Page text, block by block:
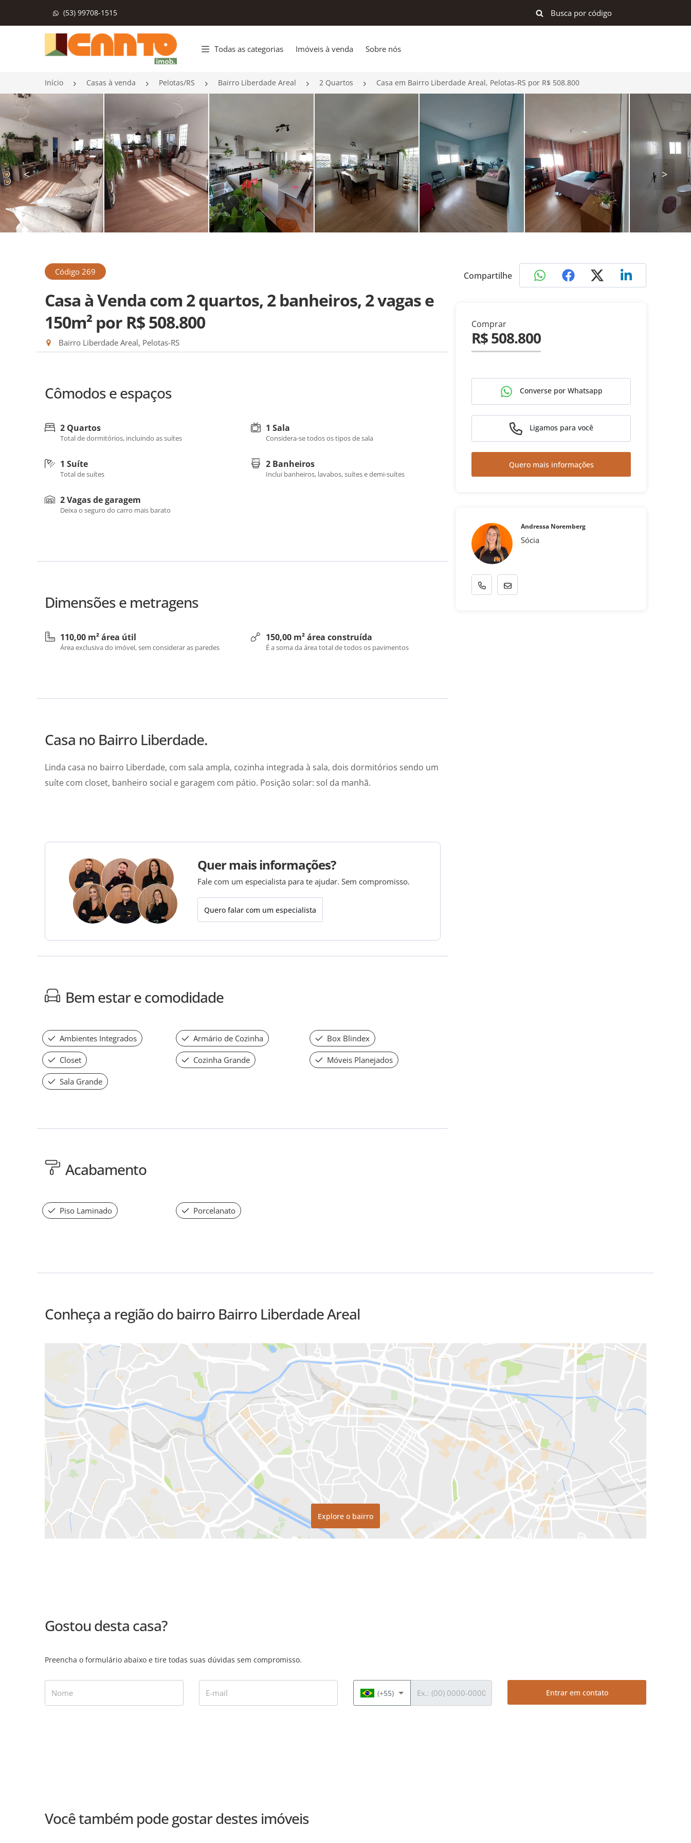
(53) 99708-1515
Página inicial
Todas as categorias Imóveis à venda Sobre nós
Início Casas à venda Pelotas/RS Bairro Liberdade Areal 2 Quartos Casa em Bairro Liberdade Areal, Pelotas-RS por R$ 508.800
< >
Código 269
Casa à Venda com 2 quartos, 2 banheiros, 2 vagas e
150m² por R$ 508.800
Bairro Liberdade Areal, Pelotas-RS
Cômodos e espaços
2 Quartos
Total de dormitórios, incluindo as suítes
1 Sala
Considera-se todos os tipos de sala
1 Suíte
Total de suítes
2 Banheiros
Inclui banheiros, lavabos, suítes e demi-suítes
2 Vagas de garagem
Deixa o seguro do carro mais barato
Dimensões e metragens
110,00 m² área útil
Área exclusiva do imóvel, sem considerar as paredes
150,00 m² área construída
É a soma da área total de todos os pavimentos
Casa no Bairro Liberdade.
Linda casa no bairro Liberdade, com sala ampla, cozinha integrada à sala, dois dormitórios sendo um
suíte com closet, banheiro social e garagem com pátio. Posição solar: sol da manhã.
Quer mais informações?
Fale com um especialista para te ajudar. Sem compromisso.
Quero falar com um especialista
Bem estar e comodidade
Ambientes Integrados Armário de Cozinha Box Blindex
Closet Cozinha Grande Móveis Planejados
Sala Grande
Acabamento
Piso Laminado Porcelanato
Compartilhe
Comprar
R$ 508.800
Converse por Whatsapp
Ligamos para você
Quero mais informações
Andressa Noremberg
Sócia
Conheça a região do bairro Bairro Liberdade Areal
Explore o bairro
Gostou desta casa?
Preencha o formulário abaixo e tire todas suas dúvidas sem compromisso.
(+55) Entrar em contato
Você também pode gostar destes imóveis